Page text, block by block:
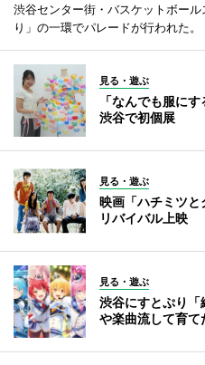
渋谷センター街・バスケットボー
り」の一環でパレードが行われた。
見る・遊ぶ
「なんでも服に
渋谷で初個展
見る・遊ぶ
映画「ハチミツ
リバイバル上映
見る・遊ぶ
渋谷にすとぷり
や楽曲流して育て